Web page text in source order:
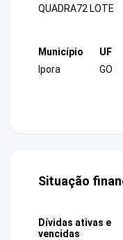
QUADRA72 LOTE
Município
Ipora
UF
GO
Situação
Dívidas ativas e
vencidas